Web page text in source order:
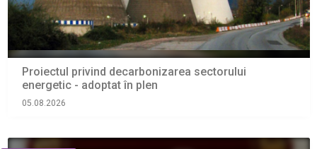
Proiectul privind decarbonizarea sectorului
energetic - adoptat în plen
05.08.2026